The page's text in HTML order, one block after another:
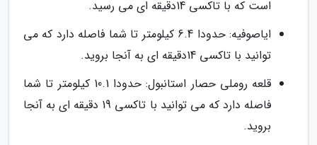
است که با تاکسی 14دقیقه ای می رسید.
ایاصوفیه: حدودا 6.4 کیلومتر تا شما فاصله دارد که می
توانید با تاکسی 14دقیقه ای به آنجا بروید.
قلعه روملی حصار استانبول: حدودا 10.1 کیلومتر تا شما
فاصله دارد که می توانید با تاکسی 19 دقیقه ای به آنجا
بروید.